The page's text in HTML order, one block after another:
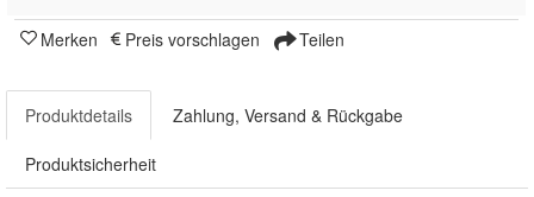
Merken Preis vorschlagen Teilen
Produktdetails Zahlung, Versand & Rückgabe
Produktsicherheit